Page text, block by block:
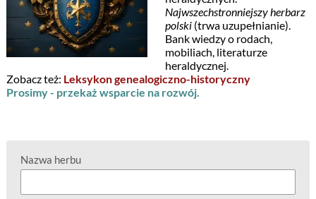
Najwszechstronniejszy herbarz
polski(trwa uzupełnianie).
Bank wiedzy o rodach,
mobiliach, literaturze
heraldycznej.
Zobacz też: Leksykon genealogiczno-historyczny
Prosimy - przekaż wsparcie na rozwój.
Nazwa herbu